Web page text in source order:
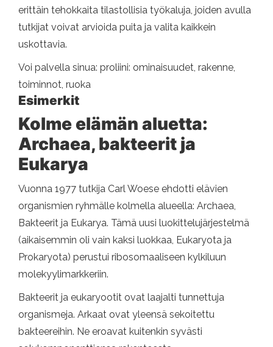
erittäin tehokkaita tilastollisia työkaluja, joiden avulla
tutkijat voivat arvioida puita ja valita kaikkein
uskottavia.
Voi palvella sinua: proliini: ominaisuudet, rakenne,
toiminnot, ruoka
Esimerkit
Kolme elämän aluetta:
Archaea, bakteerit ja
Eukarya
Vuonna 1977 tutkija Carl Woese ehdotti elävien
organismien ryhmälle kolmella alueella: Archaea,
Bakteerit ja Eukarya. Tämä uusi luokittelujärjestelmä
(aikaisemmin oli vain kaksi luokkaa, Eukaryota ja
Prokaryota) perustui ribosomaaliseen kylkiluun
molekyylimarkkeriin.
Bakteerit ja eukaryootit ovat laajalti tunnettuja
organismeja. Arkaat ovat yleensä sekoitettu
bakteereihin. Ne eroavat kuitenkin syvästi